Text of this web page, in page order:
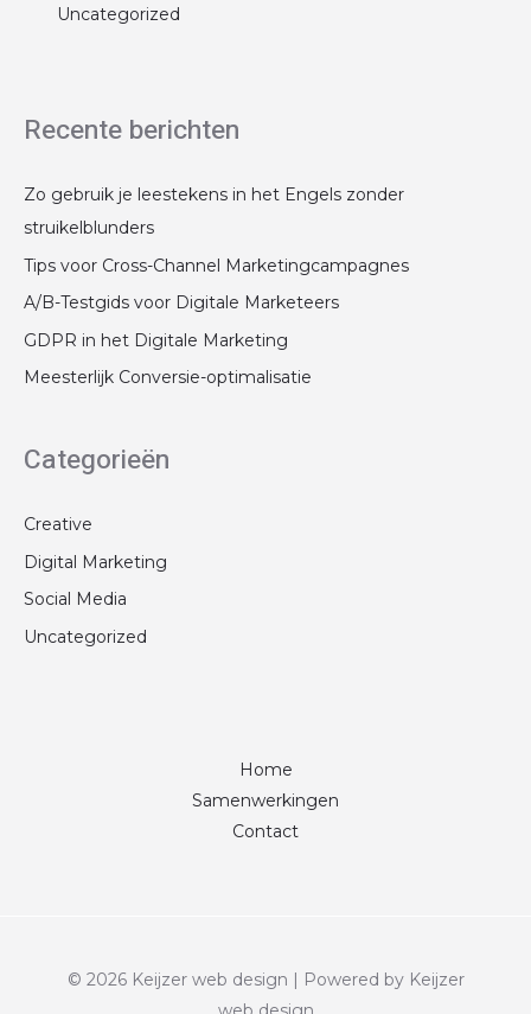
Uncategorized
Recente berichten
Zo gebruik je leestekens in het Engels zonder
struikelblunders
Tips voor Cross-Channel Marketingcampagnes
A/B-Testgids voor Digitale Marketeers
GDPR in het Digitale Marketing
Meesterlijk Conversie-optimalisatie
Categorieën
Creative
Digital Marketing
Social Media
Uncategorized
Home
Samenwerkingen
Contact
© 2026 Keijzer web design | Powered by Keijzer